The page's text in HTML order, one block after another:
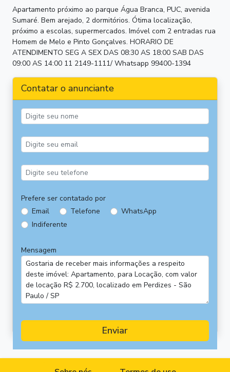
Apartamento próximo ao parque Água Branca, PUC, avenida
Sumaré. Bem arejado, 2 dormitórios. Ótima localização,
próximo a escolas, supermercados. Imóvel com 2 entradas rua
Homem de Melo e Pinto Gonçalves. HORARIO DE
ATENDIMENTO SEG A SEX DAS 08:30 AS 18:00 SAB DAS
09:00 AS 14:00 11 2149-1111/ Whatsapp 99400-1394
Contatar o anunciante
Prefere ser contatado por
Email
Telefone
WhatsApp
Indiferente
Mensagem
Enviar